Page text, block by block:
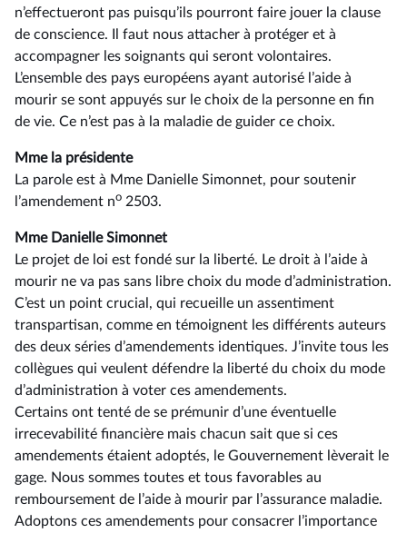
n’effectueront pas puisqu’ils pourront faire jouer la clause
de conscience. Il faut nous attacher à protéger et à
accompagner les soignants qui seront volontaires.
L’ensemble des pays européens ayant autorisé l’aide à
mourir se sont appuyés sur le choix de la personne en fin
de vie. Ce n’est pas à la maladie de guider ce choix.
Mme la présidente
La parole est à Mme Danielle Simonnet, pour soutenir
l’amendement no 2503.
Mme Danielle Simonnet
Le projet de loi est fondé sur la liberté. Le droit à l’aide à
mourir ne va pas sans libre choix du mode d’administration.
C’est un point crucial, qui recueille un assentiment
transpartisan, comme en témoignent les différents auteurs
des deux séries d’amendements identiques. J’invite tous les
collègues qui veulent défendre la liberté du choix du mode
d’administration à voter ces amendements.
Certains ont tenté de se prémunir d’une éventuelle
irrecevabilité financière mais chacun sait que si ces
amendements étaient adoptés, le Gouvernement lèverait le
gage. Nous sommes toutes et tous favorables au
remboursement de l’aide à mourir par l’assurance maladie.
Adoptons ces amendements pour consacrer l’importance